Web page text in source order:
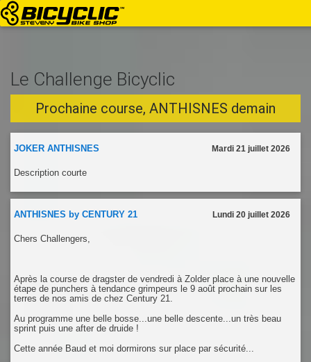
Le Challenge Bicyclic
Prochaine course, ANTHISNES demain
JOKER ANTHISNES Mardi 21 juillet 2026
Description courte
ANTHISNES by CENTURY 21 Lundi 20 juillet 2026
Chers Challengers,
Après la course de dragster de vendredi à Zolder place à une nouvelle
étape de punchers à tendance grimpeurs le 9 août prochain sur les
terres de nos amis de chez Century 21.
Au programme une belle bosse...une belle descente...un très beau
sprint puis une after de druide !
Cette année Baud et moi dormirons sur place par sécurité...